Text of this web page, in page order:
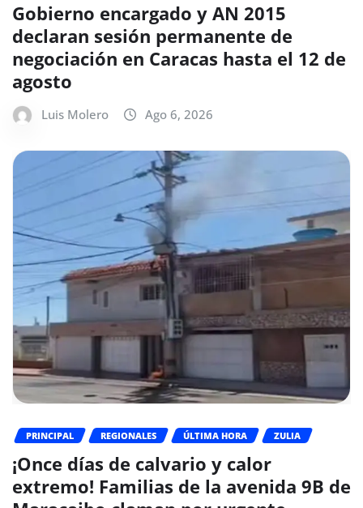
Gobierno encargado y AN 2015
declaran sesión permanente de
negociación en Caracas hasta el 12 de
agosto
Luis Molero Ago 6, 2026
PRINCIPAL REGIONALES ÚLTIMA HORA ZULIA
¡Once días de calvario y calor
extremo! Familias de la avenida 9B de